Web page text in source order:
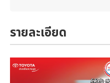
รายละเอียด